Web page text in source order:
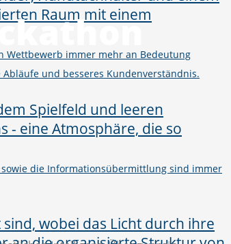
Wettbewerb immer mehr an Bedeutung
und besseres Kundenverständnis.
die Informationsübermittlung sind immer